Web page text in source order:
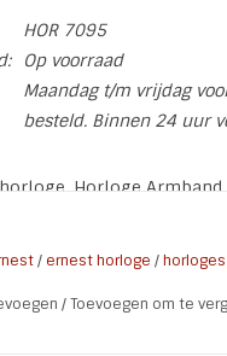
HOR 7095
Op voorraad
Maandag t/m vrijdag
besteld. Binnen 24 uur
Horloge
achterkant
/ ernest horloge /horloges
/Toevoegen om te